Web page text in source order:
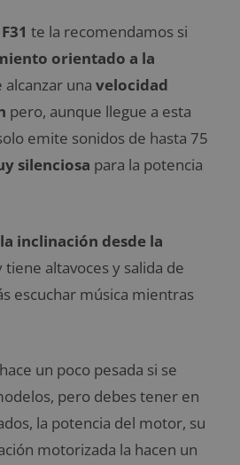
te la recomendamos si
orientado a la
alcanzar una velocidad
pero, aunque llegue a esta
emite sonidos de hasta 75
silenciosa para la potencia
inclinación desde la
tiene altavoces y salida de
escuchar música mientras
un poco pesada si se
pero debes tener en
la potencia del motor, su
motorizada la hacen un